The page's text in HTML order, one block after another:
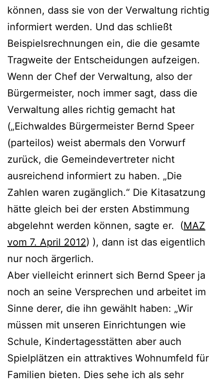
können, dass sie von der Verwaltung richtig
informiert werden. Und das schließt
Beispielsrechnungen ein, die die gesamte
Tragweite der Entscheidungen aufzeigen.
Wenn der Chef der Verwaltung, also der
Bürgermeister, noch immer sagt, dass die
Verwaltung alles richtig gemacht hat
(„Eichwaldes Bürgermeister Bernd Speer
(parteilos) weist abermals den Vorwurf
zurück, die Gemeindevertreter nicht
ausreichend informiert zu haben. „Die
Zahlen waren zugänglich.“ Die Kitasatzung
hätte gleich bei der ersten Abstimmung
abgelehnt werden können, sagte er. (MAZ
vom 7. April 2012) ), dann ist das eigentlich
nur noch ärgerlich.
Aber vielleicht erinnert sich Bernd Speer ja
noch an seine Versprechen und arbeitet im
Sinne derer, die ihn gewählt haben: „Wir
müssen mit unseren Einrichtungen wie
Schule, Kindertagesstätten aber auch
Spielplätzen ein attraktives Wohnumfeld für
Familien bieten. Dies sehe ich als sehr